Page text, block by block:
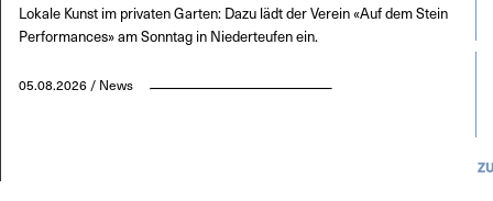
Lokale Kunst im privaten Garten: Dazu lädt der Verein «Auf dem Stein
Performances» am Sonntag in Niederteufen ein.
05.08.2026 / News